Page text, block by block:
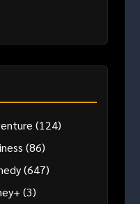
(124)
(86)
(647)
(3)